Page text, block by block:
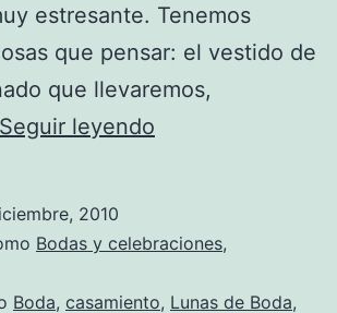
estresante. Tenemos
que pensar: el vestido de
que llevaremos,
Seguir leyendo
con
2010
Bodas y celebraciones,
Boda, casamiento, Lunas de Boda,